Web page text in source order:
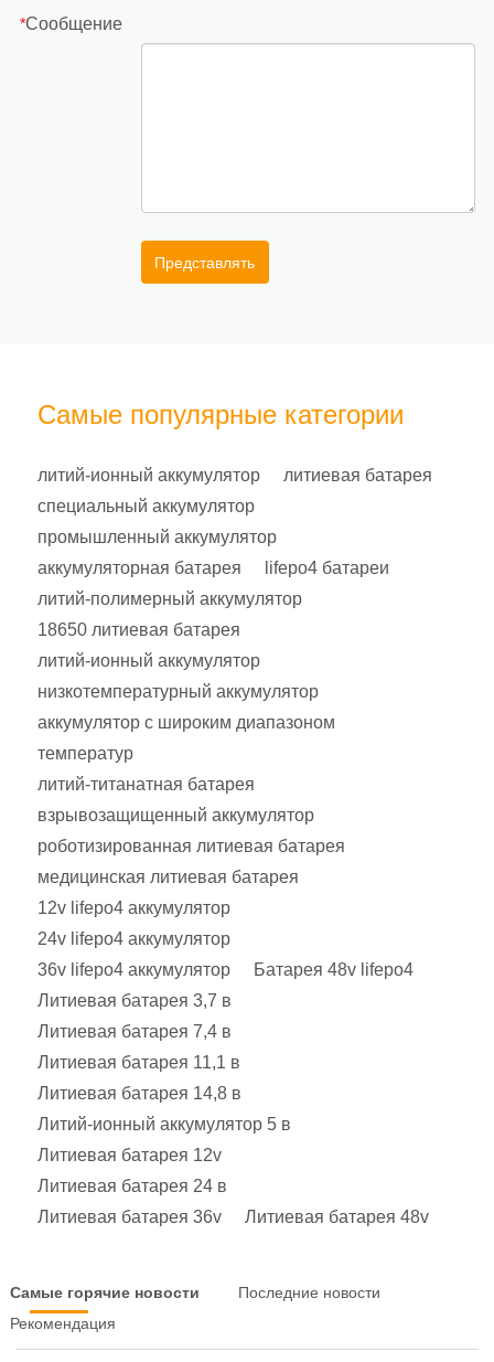
*Сообщение
Представлять
Самые популярные категории
литий-ионный аккумулятор
литиевая батарея
специальный аккумулятор
промышленный аккумулятор
аккумуляторная батарея
lifepo4 батареи
литий-полимерный аккумулятор
18650 литиевая батарея
литий-ионный аккумулятор
низкотемпературный аккумулятор
аккумулятор с широким диапазоном
температур
литий-титанатная батарея
взрывозащищенный аккумулятор
роботизированная литиевая батарея
медицинская литиевая батарея
12v lifepo4 аккумулятор
24v lifepo4 аккумулятор
36v lifepo4 аккумулятор
Батарея 48v lifepo4
Литиевая батарея 3,7 в
Литиевая батарея 7,4 в
Литиевая батарея 11,1 в
Литиевая батарея 14,8 в
Литий-ионный аккумулятор 5 в
Литиевая батарея 12v
Литиевая батарея 24 в
Литиевая батарея 36v
Литиевая батарея 48v
Самые горячие новости
Последние новости
Рекомендация